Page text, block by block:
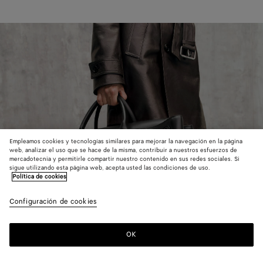
Empleamos cookies y tecnologías similares para mejorar la navegación en la página
web, analizar el uso que se hace de la misma, contribuir a nuestros esfuerzos de
mercadotecnia y permitirle compartir nuestro contenido en sus redes sociales. Si
sigue utilizando esta página web, acepta usted las condiciones de uso.
Política de cookies
Configuración de cookies
OK